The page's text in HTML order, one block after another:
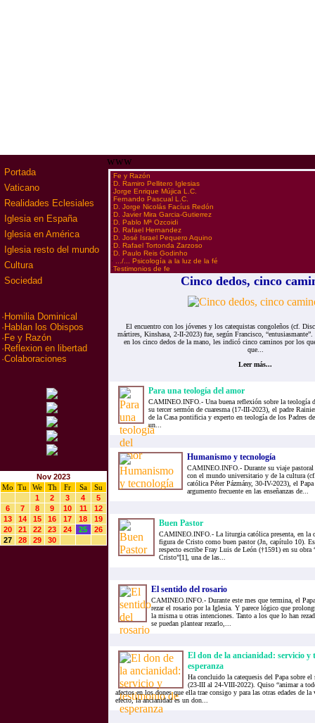
Portada
Vaticano
Realidades Eclesiales
Iglesia en España
Iglesia en América
Iglesia resto del mundo
Cultura
Sociedad
· Homilia Dominical
· Hablan los Obispos
· Fe y Razón
· Reflexion en libertad
·Colaboraciones
Nov 2023
Mo
Tu We Th Fr Sa
Su
1
2 3 4
5
6
7 8 9 10 11
12
13
14 15 16 17 18
19
20
21 22 23 24 25
26
27
28 29 30
www
·Fe y Razón
·D. Ramiro Pellitero Iglesias
·Jorge Enrique Mújica L.C.
·Fernando Pascual L.C.
·D. Jorge Nicolás Facíus Redón
·D. Javier Mira Garcia-Gutierrez
·D. Pablo Mª Ozcoidi
·D. Rafael Hernandez
·D. José Israel Pequero Aquino
·D. Rafael Tortonda Zarzoso
·D. Paulo Reis Godinho
· .../... Psicología a la luz de la fé
·Testimonios de fe
Cinco dedos, cinco
El encuentro con los jóvenes y los catequistas congoleños (cf.
mártires, Kinshasa, 2-II-2023) fue, según Francisco, “entusiasmante”.
en los cinco dedos de la mano, les indicó cinco caminos por los
que...
Leer más...
Para una teología del amor
CAMINEO.INFO.- Una buena reflexión sobre la teología
su tercer sermón de cuaresma (17-III-2023), el padre
de la Casa pontificia y experto en teología de los Padres
un...
Humanismo y tecnología
CAMINEO.INFO.- Durante su viaje pastoral
con el mundo universitario y de la cultura
católica Péter Pázmány, 30-IV-2023), el
argumento frecuente en las enseñanzas de...
Buen Pastor
CAMINEO.INFO.- La liturgia católica presenta, en la
figura de Cristo como buen pastor (Jn, capítulo 10).
respecto escribe Fray Luis de León (†1591) en su obra
Cristo”[1], una de las...
El sentido del rosario
CAMINEO.INFO.- Durante este mes que termina, el
rezar el rosario por la Iglesia. Y parece lógico que
la misma u otras intenciones. Tanto a los que lo han
se puedan plantear rezarlo,...
El don de la ancianidad: servicio y
esperanza
Ha concluido la catequesis del Papa sobre
(23-III al 24-VIII-2022). Quiso “animar a
afectos en los dones que ella trae consigo y para las otras edades de
efecto, la ancianidad es un don...